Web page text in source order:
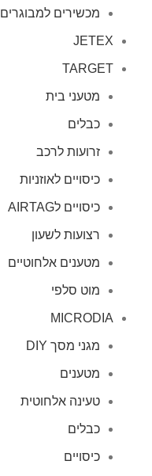
מכשירים למבוגרים
JETEX
TARGET
מטעני בית
כבלים
זרועות לרכב
כיסויים לאוזניות
כיסויים לAIRTAG
רצועות לשעון
מטענים אלחוטיים
מוט סלפי
MICRODIA
מגני מסך DIY
מטענים
טעינה אלחוטית
כבלים
כיסויים